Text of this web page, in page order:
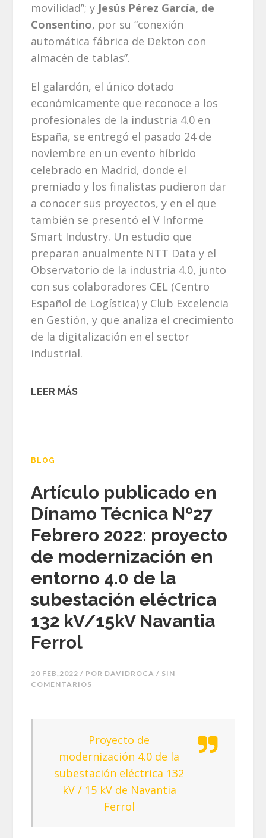
movilidad”; y Jesús Pérez García, de
Consentino, por su “conexión
automática fábrica de Dekton con
almacén de tablas”.
El galardón, el único dotado
económicamente que reconoce a los
profesionales de la industria 4.0 en
España, se entregó el pasado 24 de
noviembre en un evento híbrido
celebrado en Madrid, donde el
premiado y los finalistas pudieron dar
a conocer sus proyectos, y en el que
también se presentó el V Informe
Smart Industry. Un estudio que
preparan anualmente NTT Data y el
Observatorio de la industria 4.0, junto
con sus colaboradores CEL (Centro
Español de Logística) y Club Excelencia
en Gestión, y que analiza el crecimiento
de la digitalización en el sector
industrial.
LEER MÁS
BLOG
Artículo publicado en
Dínamo Técnica Nº27
Febrero 2022: proyecto
de modernización en
entorno 4.0 de la
subestación eléctrica
132 kV/15kV Navantia
Ferrol
20 FEB,2022 / POR DAVIDROCA / SIN
COMENTARIOS
Proyecto de
modernización 4.0 de la
subestación eléctrica 132
kV / 15 kV de Navantia
Ferrol